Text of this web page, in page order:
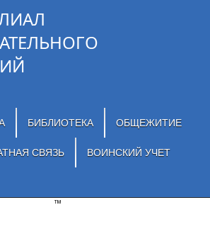
БИБЛИОТЕКА ОБЩЕЖИТИЕ
СВЯЗЬ ВОИНСКИЙ УЧЕТ
™